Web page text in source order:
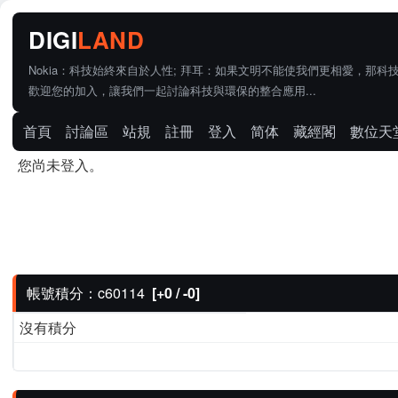
Nokia：科技始終來自於人性; 拜耳：如果文明不能使我們更相愛，那科
歡迎您的加入，讓我們一起討論科技與環保的整合應用...
首頁 討論區 站規 註冊 登入 简体 藏經閣
數位天
您尚未登入。
帳號積分：c60114 [+0 / -0]
沒有積分